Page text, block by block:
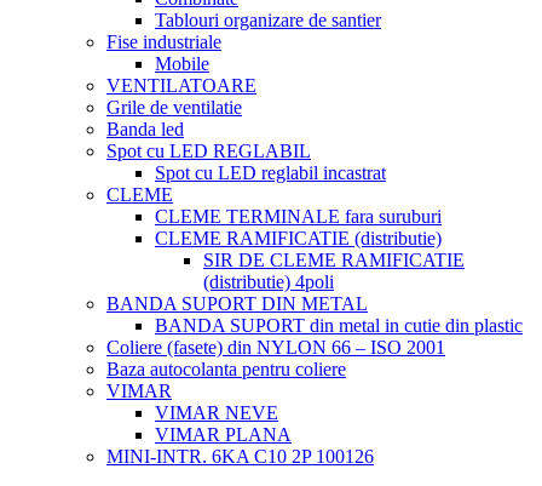
Tablouri organizare de santier
Fise industriale
Mobile
VENTILATOARE
Grile de ventilatie
Banda led
Spot cu LED REGLABIL
Spot cu LED reglabil incastrat
CLEME
CLEME TERMINALE fara suruburi
CLEME RAMIFICATIE (distributie)
SIR DE CLEME RAMIFICATIE
(distributie) 4poli
BANDA SUPORT DIN METAL
BANDA SUPORT din metal in cutie din plastic
Coliere (fasete) din NYLON 66 – ISO 2001
Baza autocolanta pentru coliere
VIMAR
VIMAR NEVE
VIMAR PLANA
MINI-INTR. 6KA C10 2P 100126